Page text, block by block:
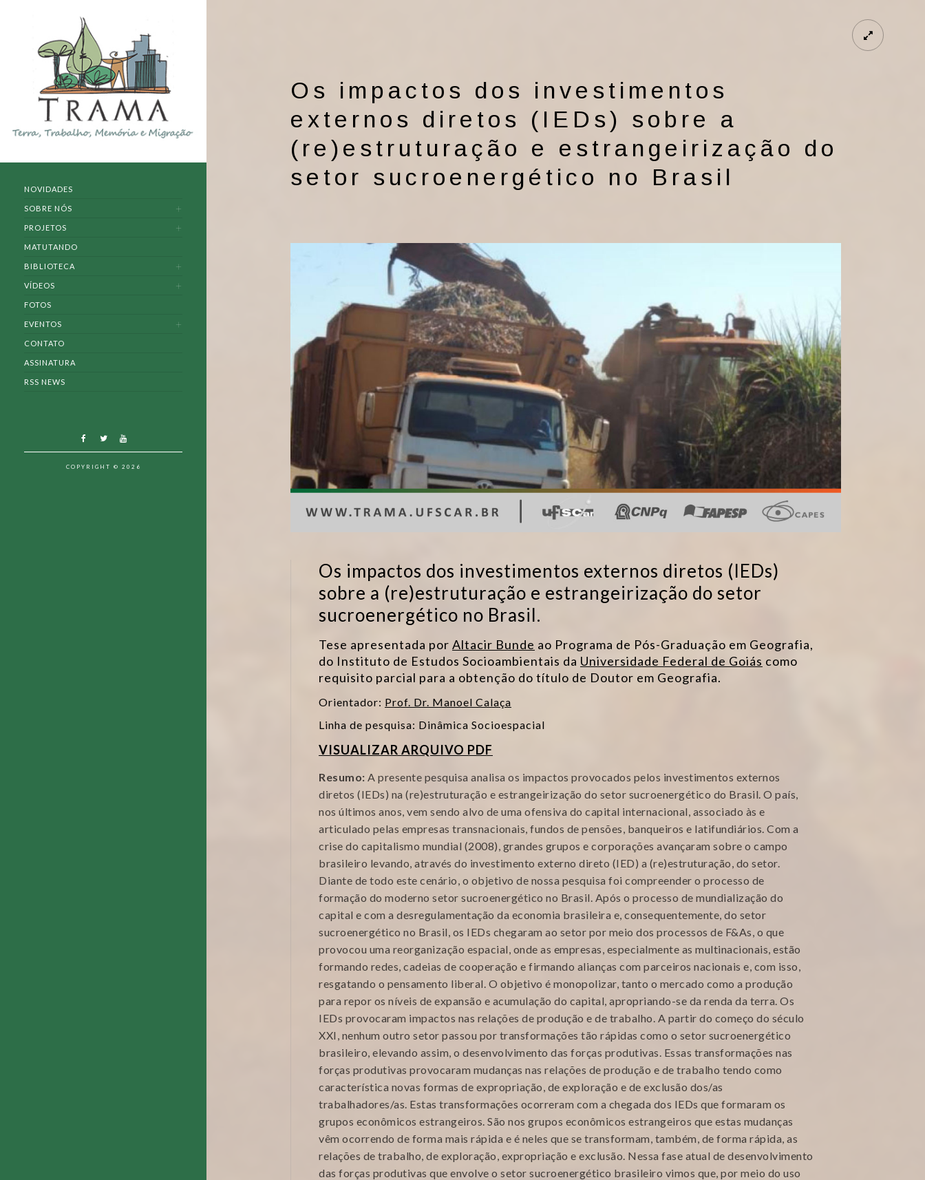
NOVIDADES
SOBRE NÓS
PROJETOS
MATUTANDO
BIBLIOTECA
VÍDEOS
FOTOS
EVENTOS
CONTATO
ASSINATURA
RSS NEWS
COPYRIGHT © 2026
Os impactos dos investimentos
externos diretos (IEDs) sobre a
(re)estruturação e estrangeirização do
setor sucroenergético no Brasil
Os impactos dos investimentos externos diretos (IEDs)
sobre a (re)estruturação e estrangeirização do setor
sucroenergético no Brasil.
Tese apresentada por Altacir Bunde ao Programa de Pós-Graduação em Geografia,
do Instituto de Estudos Socioambientais da Universidade Federal de Goiás como
requisito parcial para a obtenção do título de Doutor em Geografia.
Orientador: Prof. Dr. Manoel Calaça
Linha de pesquisa: Dinâmica Socioespacial
VISUALIZAR ARQUIVO PDF
Resumo: A presente pesquisa analisa os impactos provocados pelos investimentos externos
diretos (IEDs) na (re)estruturação e estrangeirização do setor sucroenergético do Brasil. O país,
nos últimos anos, vem sendo alvo de uma ofensiva do capital internacional, associado às e
articulado pelas empresas transnacionais, fundos de pensões, banqueiros e latifundiários. Com a
crise do capitalismo mundial (2008), grandes grupos e corporações avançaram sobre o campo
brasileiro levando, através do investimento externo direto (IED) a (re)estruturação, do setor.
Diante de todo este cenário, o objetivo de nossa pesquisa foi compreender o processo de
formação do moderno setor sucroenergético no Brasil. Após o processo de mundialização do
capital e com a desregulamentação da economia brasileira e, consequentemente, do setor
sucroenergético no Brasil, os IEDs chegaram ao setor por meio dos processos de F&As, o que
provocou uma reorganização espacial, onde as empresas, especialmente as multinacionais, estão
formando redes, cadeias de cooperação e firmando alianças com parceiros nacionais e, com isso,
resgatando o pensamento liberal. O objetivo é monopolizar, tanto o mercado como a produção
para repor os níveis de expansão e acumulação do capital, apropriando-se da renda da terra. Os
IEDs provocaram impactos nas relações de produção e de trabalho. A partir do começo do século
XXI, nenhum outro setor passou por transformações tão rápidas como o setor sucroenergético
brasileiro, elevando assim, o desenvolvimento das forças produtivas. Essas transformações nas
forças produtivas provocaram mudanças nas relações de produção e de trabalho tendo como
característica novas formas de expropriação, de exploração e de exclusão dos/as
trabalhadores/as. Estas transformações ocorreram com a chegada dos IEDs que formaram os
grupos econômicos estrangeiros. São nos grupos econômicos estrangeiros que estas mudanças
vêm ocorrendo de forma mais rápida e é neles que se transformam, também, de forma rápida, as
relações de trabalho, de exploração, expropriação e exclusão. Nessa fase atual de desenvolvimento
das forças produtivas que envolve o setor sucroenergético brasileiro vimos que, por meio do uso